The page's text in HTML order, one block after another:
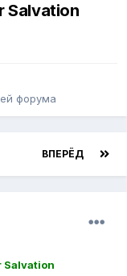
Salvation
форума
ВПЕРЁД
Salvation